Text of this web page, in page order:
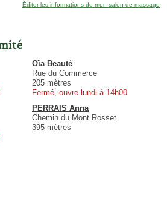
Éditer les informations de mon salon de massage
Oïa Beauté
Rue du Commerce
205 mètres
Fermé, ouvre lundi à 14h00
PERRAIS Anna
Chemin du Mont Rosset
395 mètres